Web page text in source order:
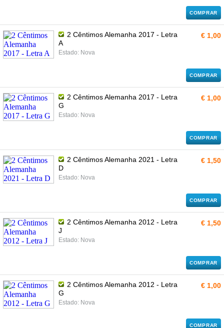
COMPRAR
2 Cêntimos Alemanha 2017 - Letra
A
Estado: Nova
€ 1,00
COMPRAR
2 Cêntimos Alemanha 2017 - Letra
G
Estado: Nova
€ 1,00
COMPRAR
2 Cêntimos Alemanha 2021 - Letra
D
Estado: Nova
€ 1,50
COMPRAR
2 Cêntimos Alemanha 2012 - Letra
J
Estado: Nova
€ 1,50
COMPRAR
2 Cêntimos Alemanha 2012 - Letra
G
Estado: Nova
€ 1,00
COMPRAR